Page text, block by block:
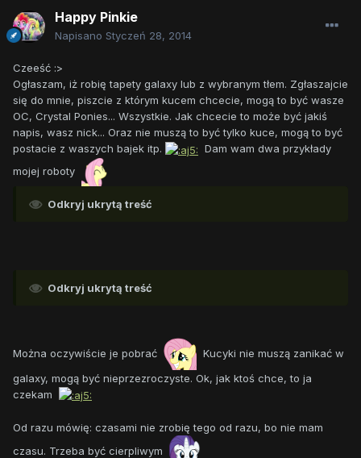
Happy Pinkie
Napisano Styczeń 28, 2014
Czeeść :>
Ogłaszam, iż robię tapety galaxy lub z wybranym tłem. Zgłaszajcie
się do mnie, piszcie z którym kucem chcecie, mogą to być wasze
OC, Crystal Ponies... Wszystkie. Jak chcecie to może być jakiś
napis, wasz nick... Oraz nie muszą to być tylko kuce, mogą to być
postacie z waszych bajek itp.
Dam wam dwa przykłady
mojej roboty
Odkryj ukrytą treść
Odkryj ukrytą treść
Można oczywiście je pobrać
Kucyki nie muszą zanikać w
galaxy, mogą być nieprzezroczyste. Ok, jak ktoś chce, to ja
czekam
Od razu mówię: czasami nie zrobię tego od razu, bo nie mam
czasu. Trzeba być cierpliwym